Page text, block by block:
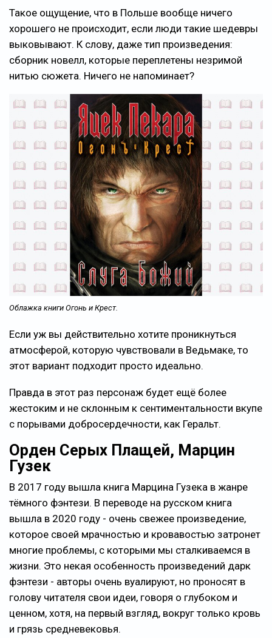
Такое ощущение, что в Польше вообще ничего
хорошего не происходит, если люди такие шедевры
выковывают. К слову, даже тип произведения:
сборник новелл, которые переплетены незримой
нитью сюжета. Ничего не напоминает?
Облажка книги Огонь и Крест.
Если уж вы действительно хотите проникнуться
атмосферой, которую чувствовали в Ведьмаке, то
этот вариант подходит просто идеально.
Правда в этот раз персонаж будет ещё более
жестоким и не склонным к сентиментальности вкупе
с порывами добросердечности, как Геральт.
Орден Серых Плащей, Марцин
Гузек
В 2017 году вышла книга Марцина Гузека в жанре
тёмного фэнтези. В переводе на русском книга
вышла в 2020 году - очень свежее произведение,
которое своей мрачностью и кровавостью затронет
многие проблемы, с которыми мы сталкиваемся в
жизни. Это некая особенность произведений дарк
фэнтези - авторы очень вуалируют, но проносят в
голову читателя свои идеи, говоря о глубоком и
ценном, хотя, на первый взгляд, вокруг только кровь
и грязь средневековья.